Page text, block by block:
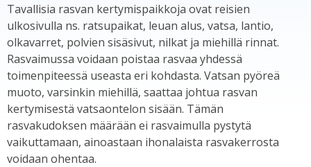
Tavallisia rasvan kertymispaikkoja ovat reisien
ulkosivulla ns. ratsupaikat, leuan alus, vatsa, lantio,
olkavarret, polvien sisäsivut, nilkat ja miehillä rinnat.
Rasvaimussa voidaan poistaa rasvaa yhdessä
toimenpiteessä useasta eri kohdasta. Vatsan pyöreä
muoto, varsinkin miehillä, saattaa johtua rasvan
kertymisestä vatsaontelon sisään. Tämän
rasvakudoksen määrään ei rasvaimulla pystytä
vaikuttamaan, ainoastaan ihonalaista rasvakerrosta
voidaan ohentaa.